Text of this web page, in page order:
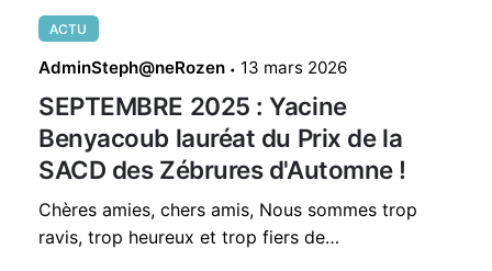
ACTU
AdminSteph@neRozen 13 mars 2026
SEPTEMBRE 2025 : Yacine
Benyacoub lauréat du Prix de la
SACD des Zébrures d'Automne !
Chères amies, chers amis, Nous sommes trop
ravis, trop heureux et trop fiers de…